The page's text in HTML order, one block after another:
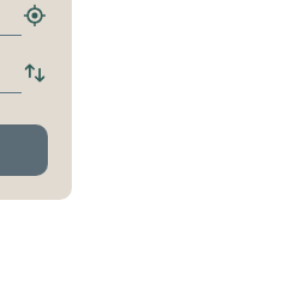
Hitta
hållplats
Byt
och